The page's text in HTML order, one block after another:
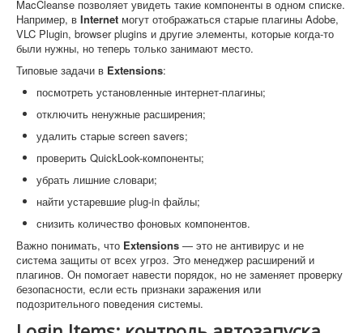
MacCleanse позволяет увидеть такие компоненты в одном списке.
Например, в Internet могут отображаться старые плагины Adobe,
VLC Plugin, browser plugins и другие элементы, которые когда-то
были нужны, но теперь только занимают место.
Типовые задачи в Extensions:
посмотреть установленные интернет-плагины;
отключить ненужные расширения;
удалить старые screen savers;
проверить QuickLook-компоненты;
убрать лишние словари;
найти устаревшие plug-in файлы;
снизить количество фоновых компонентов.
Важно понимать, что Extensions — это не антивирус и не
система защиты от всех угроз. Это менеджер расширений и
плагинов. Он помогает навести порядок, но не заменяет проверку
безопасности, если есть признаки заражения или
подозрительного поведения системы.